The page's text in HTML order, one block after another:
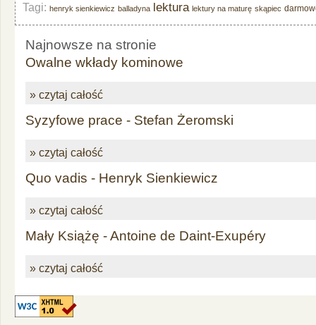
Tagi: henryk sienkiewicz balladyna lektura lektury na maturę skąpiec
Najnowsze na stronie
Owalne wkłady kominowe
» czytaj całość
Syzyfowe prace - Stefan Żeromski
» czytaj całość
Quo vadis - Henryk Sienkiewicz
» czytaj całość
Mały Książę - Antoine de Daint-Exupéry
» czytaj całość